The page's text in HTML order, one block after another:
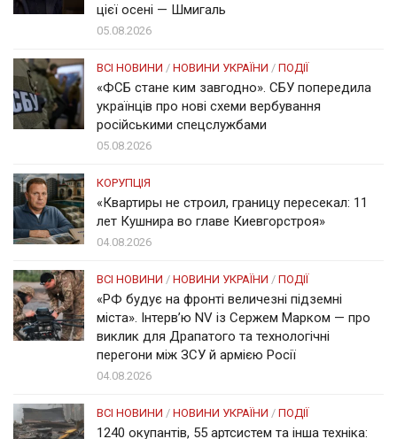
цієї осені — Шмигаль
05.08.2026
ВСІ НОВИНИ / НОВИНИ УКРАЇНИ / ПОДІЇ
«ФСБ стане ким завгодно». СБУ попередила
українців про нові схеми вербування
російськими спецслужбами
05.08.2026
КОРУПЦІЯ
«Квартиры не строил, границу пересекал: 11
лет Кушнира во главе Киевгорстроя»
04.08.2026
ВСІ НОВИНИ / НОВИНИ УКРАЇНИ / ПОДІЇ
«РФ будує на фронті величезні підземні
міста». Інтерв’ю NV із Сержем Марком — про
виклик для Драпатого та технологічні
перегони між ЗСУ й армією Росії
04.08.2026
ВСІ НОВИНИ / НОВИНИ УКРАЇНИ / ПОДІЇ
1240 окупантів, 55 артсистем та інша техніка: